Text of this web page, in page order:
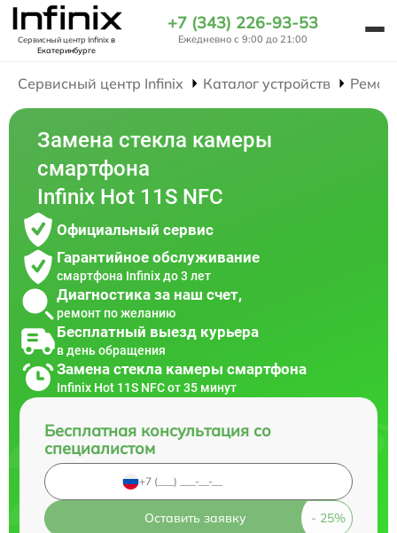
Сервисный центр Infinixв
Екатеринбурге
+7 (343) 226-93-53
Ежедневно с 9:00 до 21:00
Сервисный центр Infinix Каталог устройств
Замена стекла камеры
смартфона
Infinix Hot 11S NFC
Официальный сервис
Гарантийное обслуживание
смартфона Infinix до 3 лет
Диагностика за наш счет,
ремонт по желанию
Бесплатный выезд курьера
в день обращения
Замена стекла камеры смартфона
Infinix Hot 11S NFC от 35 минут
Бесплатная консультация со
специалистом
Оставить заявку